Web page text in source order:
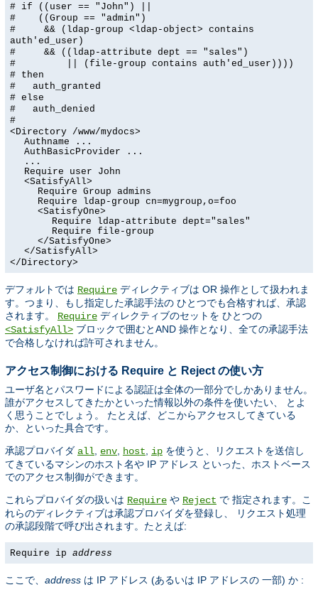
# if ((user == "John") ||
# ((Group == "admin")
# && (ldap-group <ldap-object> contains
auth'ed_user)
# && ((ldap-attribute dept == "sales")
# || (file-group contains auth'ed_user))))
# then
# auth_granted
# else
# auth_denied
#
<Directory /www/mydocs>
Authname ...
AuthBasicProvider ...
...
Require user John
<SatisfyAll>
Require Group admins
Require ldap-group cn=mygroup,o=foo
<SatisfyOne>
Require ldap-attribute dept="sales"
Require file-group
</SatisfyOne>
</SatisfyAll>
</Directory>
デフォルトでは Require ディレクティブは OR 操作として扱われま
す。つまり、もし指定した承認手法の ひとつでも合格すれば、承認
されます。 Require ディレクティブのセットを ひとつの
<SatisfyAll> ブロックで囲むとAND 操作となり、全ての承認手法
で合格しなければ許可されません。
アクセス制御における Require と Reject の使い方
ユーザ名とパスワードによる認証は全体の一部分でしかありません。
誰がアクセスしてきたかといった情報以外の条件を使いたい、 とよ
く思うことでしょう。 たとえば、どこからアクセスしてきている
か、といった具合です。
承認プロバイダ all env host ip を使うと、リクエストを送信し
てきているマシンのホスト名や IP アドレス といった、ホストベース
でのアクセス制御ができます。
これらプロバイダの扱いは Require や Reject で 指定されます。こ
れらのディレクティブは承認プロバイダを登録し、 リクエスト処理
の承認段階で呼び出されます。たとえば:
Require ip address
ここで、 address は IP アドレス (あるいは IP アドレスの 一部) か :